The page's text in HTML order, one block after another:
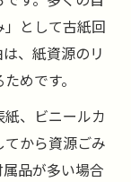
として古紙回
、紙資源のリ
めです。
、ビニールカ
から資源ごみ
品が多い場合